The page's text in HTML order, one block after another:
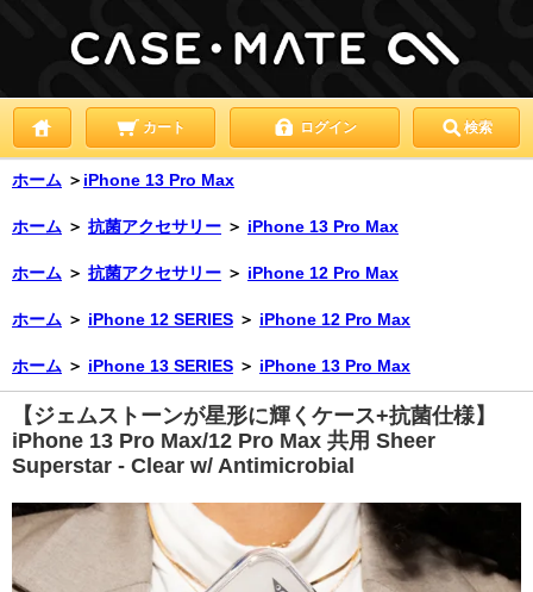
カート ログイン 検索
ホーム ＞ iPhone 13 Pro Max
ホーム ＞ 抗菌アクセサリー ＞ iPhone 13 Pro Max
ホーム ＞ 抗菌アクセサリー ＞ iPhone 12 Pro Max
ホーム ＞ iPhone 12 SERIES ＞ iPhone 12 Pro Max
ホーム ＞ iPhone 13 SERIES ＞ iPhone 13 Pro Max
【ジェムストーンが星形に輝くケース+抗菌仕様】
iPhone 13 Pro Max/12 Pro Max 共用 Sheer
Superstar - Clear w/ Antimicrobial